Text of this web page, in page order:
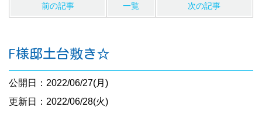
前の記事 一覧 次の記事
F様邸土台敷き☆
公開日：2022/06/27(月)
更新日：2022/06/28(火)